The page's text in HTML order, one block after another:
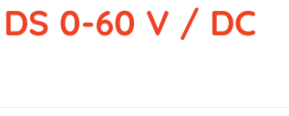
0-60 V / DC